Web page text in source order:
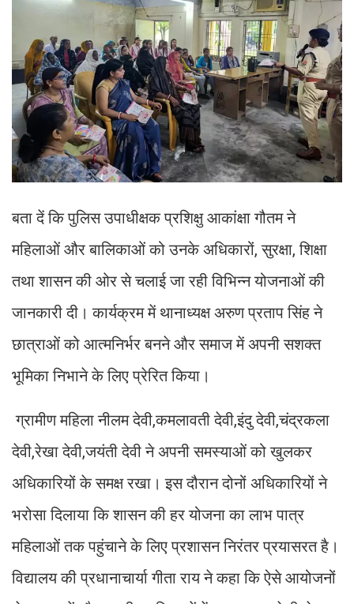
बता दें कि पुलिस उपाधीक्षक प्रशिक्षु आकांक्षा गौतम ने
महिलाओं और बालिकाओं को उनके अधिकारों, सुरक्षा, शिक्षा
तथा शासन की ओर से चलाई जा रही विभिन्न योजनाओं की
जानकारी दी। कार्यक्रम में थानाध्यक्ष अरुण प्रताप सिंह ने
छात्राओं को आत्मनिर्भर बनने और समाज में अपनी सशक्त
भूमिका निभाने के लिए प्रेरित किया।
ग्रामीण महिला नीलम देवी,कमलावती देवी,इंदु देवी,चंद्रकला
देवी,रेखा देवी,जयंती देवी ने अपनी समस्याओं को खुलकर
अधिकारियों के समक्ष रखा। इस दौरान दोनों अधिकारियों ने
भरोसा दिलाया कि शासन की हर योजना का लाभ पात्र
महिलाओं तक पहुंचाने के लिए प्रशासन निरंतर प्रयासरत है।
विद्यालय की प्रधानाचार्या गीता राय ने कहा कि ऐसे आयोजनों